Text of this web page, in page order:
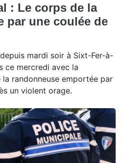
: Le corps de la
par une coulée de
mardi soir à Sixt-Fer-à-
ce mercredi avec la
randonneuse emportée par
un violent orage.